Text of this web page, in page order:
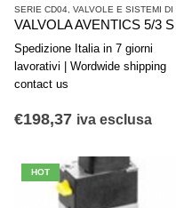
SERIE CD04 VALVOLE E SISTEMI DI VALVOLE
Spedizione Italia in 7 giorni
lavorativi | Wordwide shipping
contact us
€198,37 iva esclusa
HOT